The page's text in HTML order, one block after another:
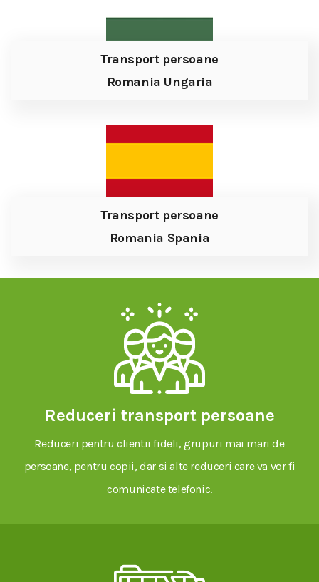
Transport persoane
Romania Ungaria
Transport persoane
Romania Spania
Reduceri transport persoane
Reduceri pentru clientii fideli, grupuri mai mari de
persoane, pentru copii, dar si alte reduceri care va vor fi
comunicate telefonic.